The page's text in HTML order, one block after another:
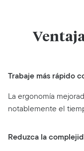
Trabaje más rápido
La ergonomía
notablemente el
Reduzca la